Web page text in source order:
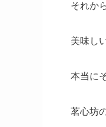
それか
美味し
本当に
茗心坊